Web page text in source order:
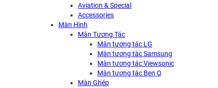
Aviation & Special
Accessories
Màn Hình
Màn Tương Tác
Màn tương tác LG
Màn tương tác Samsung
Màn tương tác Viewsonic
Màn tương tác Ben Q
Màn Ghép